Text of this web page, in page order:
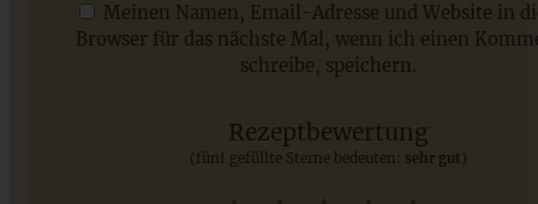
Saisonale Rezepte im Juli - meine 7 sommerlichen
Meinen Namen, Email-Adresse und Website in
Browser für das nächste Mal, wenn ich einen
schreibe, speichern.
Rezeptbewertung
(fünf gefüllte Sterne bedeuten: sehr gut )